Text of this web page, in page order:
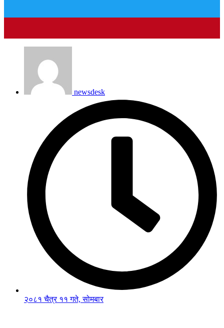
newsdesk
२०८१ चैत्र ११ गते, सोमबार